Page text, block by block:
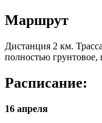
Маршрут
Дистанция 2 км.
полностью грунтовое,
Расписание:
16 апреля